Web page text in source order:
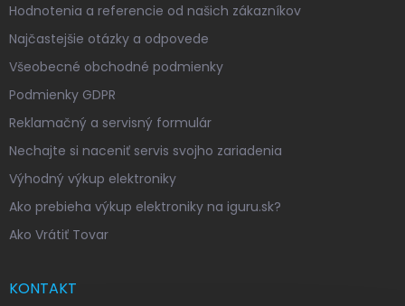
Hodnotenia a referencie od našich zákazníkov
Najčastejšie otázky a odpovede
Všeobecné obchodné podmienky
Podmienky GDPR
Reklamačný a servisný formulár
Nechajte si naceniť servis svojho zariadenia
Výhodný výkup elektroniky
Ako prebieha výkup elektroniky na iguru.sk?
Ako Vrátiť Tovar
KONTAKT